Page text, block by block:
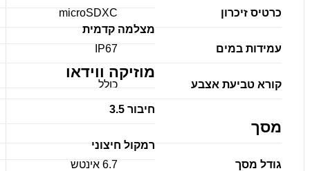
כרטיס זיכרון microSDXC
עמידות במים IP67
קורא טביעת אצבע כולל
מסך
גודל מסך 6.7 אינטש
מצלמה קדמית
מוזיקה ווידאו
חיבור 3.5
רמקול חיצוני